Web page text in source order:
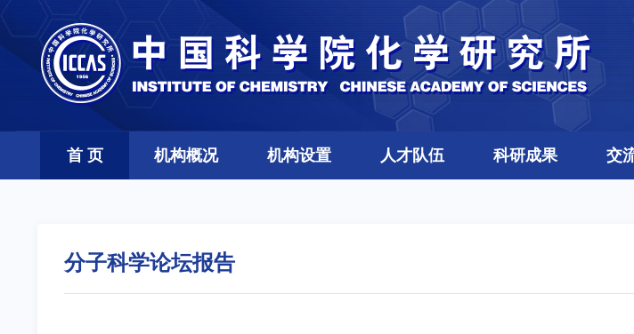
首 页 机构概况 机构设置 人才队伍 科研成果 交
分子科学论坛报告